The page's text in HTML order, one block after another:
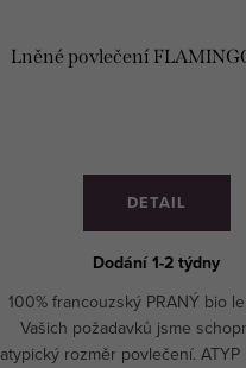
Lněné povlečení
DETAIL
Dodání 1-2 týdny
100% francouzský PRANÝ bio
Vašich požadavků jsme
atypický rozměr povlečení. ATYP